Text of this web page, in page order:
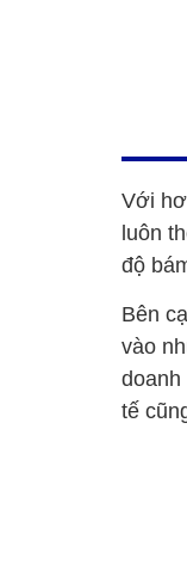
Với
luôn
độ
Bên
vào
doanh
tế